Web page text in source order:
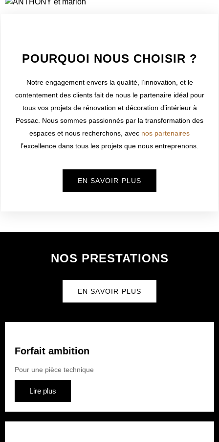
POURQUOI NOUS CHOISIR ?
Notre engagement envers la qualité, l’innovation, et le
contentement des clients fait de nous le partenaire idéal pour
tous vos projets de rénovation et décoration d’intérieur à
Pessac. Nous sommes passionnés par la transformation des
espaces et nous recherchons, avec nos partenaires
l’excellence dans tous les projets que nous entreprenons.
EN SAVOIR PLUS
NOS PRESTATIONS
EN SAVOIR PLUS
Forfait ambition
Pour une pièce technique
Lire plus